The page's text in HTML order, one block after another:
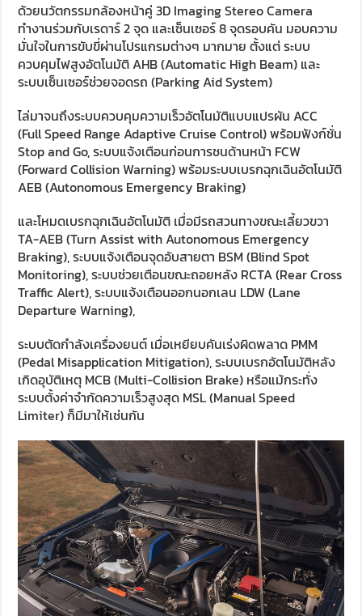
ด้วยนวัตกรรมกล้องหน้าคู่ 3D Imaging Stereo Camera
ทำงานร่วมกับเรดาร์ 2 จุด และเซ็นเซอร์ 8 จุดรอบคัน มอบความ
มั่นใจในการขับขี่ผ่านโปรแกรมต่างๆ มากมาย ตั้งแต่ ระบบ
ควบคุมไฟสูงอัตโนมัติ AHB (Automatic High Beam) และ
ระบบเซ็นเซอร์ช่วยจอดรถ (Parking Aid System)
ไล่มาจนถึงระบบควบคุมความเร็วอัตโนมัติแบบแปรผัน ACC
(Full Speed Range Adaptive Cruise Control) พร้อมฟังก์ชั่น
Stop and Go, ระบบแจ้งเตือนก่อนการชนด้านหน้า FCW
(Forward Collision Warning) พร้อมระบบเบรกฉุกเฉินอัตโนมัติ
AEB (Autonomous Emergency Braking)
และโหมดเบรกฉุกเฉินอัตโนมัติ เมื่อมีรถสวนทางขณะเลี้ยวขวา
TA-AEB (Turn Assist with Autonomous Emergency
Braking), ระบบแจ้งเตือนจุดอับสายตา BSM (Blind Spot
Monitoring), ระบบช่วยเตือนขณะถอยหลัง RCTA (Rear Cross
Traffic Alert), ระบบแจ้งเตือนออกนอกเลน LDW (Lane
Departure Warning),
ระบบตัดกำลังเครื่องยนต์ เมื่อเหยียบคันเร่งผิดพลาด PMM
(Pedal Misapplication Mitigation), ระบบเบรกอัตโนมัติหลัง
เกิดอุบัติเหตุ MCB (Multi-Collision Brake) หรือแม้กระทั่ง
ระบบตั้งค่าจำกัดความเร็วสูงสุด MSL (Manual Speed
Limiter) ก็มีมาให้เช่นกัน